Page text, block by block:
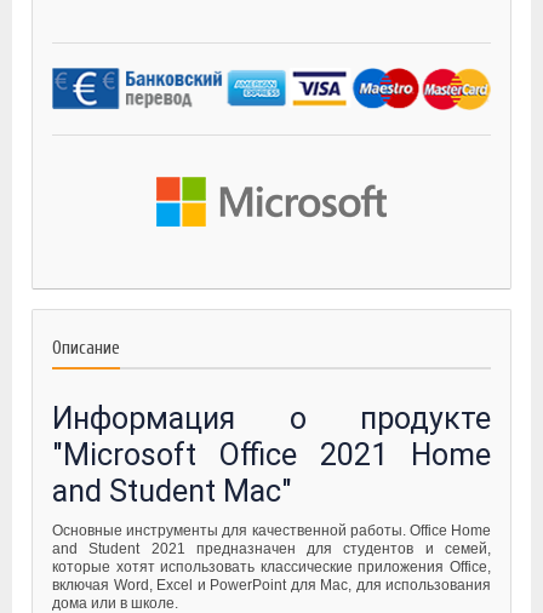
Описание
Информация о продукте
"Microsoft Office 2021 Home
and Student Mac"
Основные инструменты для качественной работы. Office Home
and Student 2021 предназначен для студентов и семей,
которые хотят использовать классические приложения Office,
включая Word, Excel и PowerPoint для Mac, для использования
дома или в школе.